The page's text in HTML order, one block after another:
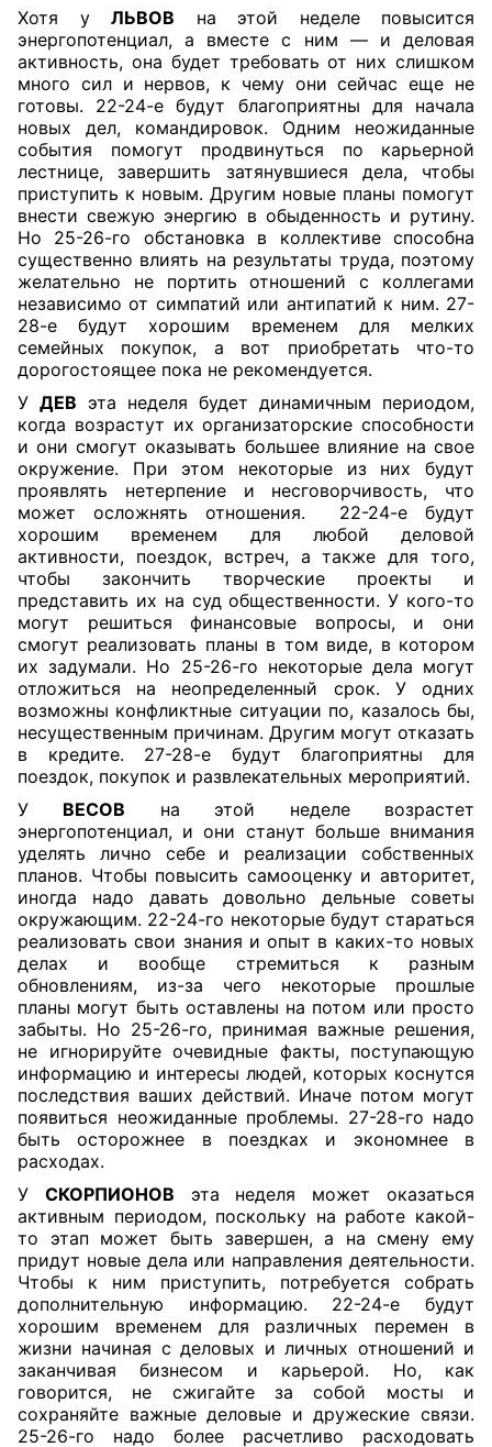
Хотя у ЛЬВОВ на этой неделе повысится
энергопотенциал, а вместе с ним — и деловая
активность, она будет требовать от них слишком
много сил и нервов, к чему они сейчас еще не
готовы. 22-24-е будут благоприятны для начала
новых дел, командировок. Одним неожиданные
события помогут продвинуться по карьерной
лестнице, завершить затянувшиеся дела, чтобы
приступить к новым. Другим новые планы помогут
внести свежую энергию в обыденность и рутину.
Но 25-26-го обстановка в коллективе способна
существенно влиять на результаты труда, поэтому
желательно не портить отношений с коллегами
независимо от симпатий или антипатий к ним. 27-
28-е будут хорошим временем для мелких
семейных покупок, а вот приобретать что-то
дорогостоящее пока не рекомендуется.
У ДЕВ эта неделя будет динамичным периодом,
когда возрастут их организаторские способности
и они смогут оказывать большее влияние на свое
окружение. При этом некоторые из них будут
проявлять нетерпение и несговорчивость, что
может осложнять отношения.
22-24-е будут
хорошим временем для любой деловой
активности, поездок, встреч, а также для того,
чтобы закончить творческие проекты и
представить их на суд общественности. У кого-то
могут решиться финансовые вопросы, и они
смогут реализовать планы в том виде, в котором
их задумали. Но 25-26-го некоторые дела могут
отложиться на неопределенный срок. У одних
возможны конфликтные ситуации по, казалось бы,
несущественным причинам. Другим могут отказать
в кредите. 27-28-е будут благоприятны для
поездок, покупок и развлекательных мероприятий.
У ВЕСОВ на этой неделе возрастет
энергопотенциал, и они станут больше внимания
уделять лично себе и реализации собственных
планов. Чтобы повысить самооценку и авторитет,
иногда надо давать довольно дельные советы
окружающим. 22-24-го некоторые будут стараться
реализовать свои знания и опыт в каких-то новых
делах и вообще стремиться к разным
обновлениям, из-за чего некоторые прошлые
планы могут быть оставлены на потом или просто
забыты. Но 25-26-го, принимая важные решения,
не игнорируйте очевидные факты, поступающую
информацию и интересы людей, которых коснутся
последствия ваших действий. Иначе потом могут
появиться неожиданные проблемы. 27-28-го надо
быть осторожнее в поездках и экономнее в
расходах.
У СКОРПИОНОВ эта неделя может оказаться
активным периодом, поскольку на работе какой-
то этап может быть завершен, а на смену ему
придут новые дела или направления деятельности.
Чтобы к ним приступить, потребуется собрать
дополнительную информацию. 22-24-е будут
хорошим временем для различных перемен в
жизни начиная с деловых и личных отношений и
заканчивая бизнесом и карьерой. Но, как
говорится, не сжигайте за собой мосты и
сохраняйте важные деловые и дружеские связи.
25-26-го надо более расчетливо расходовать